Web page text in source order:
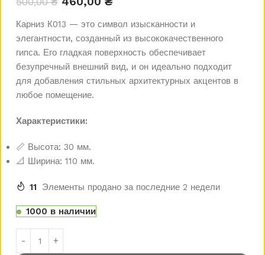
Карниз К013 — это символ изысканности и
элегантности, созданный из высококачественного
гипса. Его гладкая поверхность обеспечивает
безупречный внешний вид, и он идеально подходит
для добавления стильных архитектурных акцентов в
любое помещение.
Характеристики:
📏 Высота: 30 мм.
📐 Ширина: 110 мм.
11 Элементы продано за последние 2 недели
1000 в наличии